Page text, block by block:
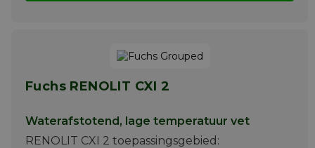
Fuchs RENOLIT CXI 2
Waterafstotend, lage temperatuur vet
RENOLIT CXI 2 toepassingsgebied: